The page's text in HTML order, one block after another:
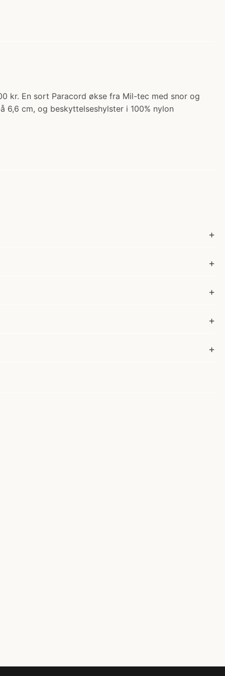
kr. En sort Paracord økse fra Mil-tec med snor og
cm, og beskyttelseshylster i 100% nylon